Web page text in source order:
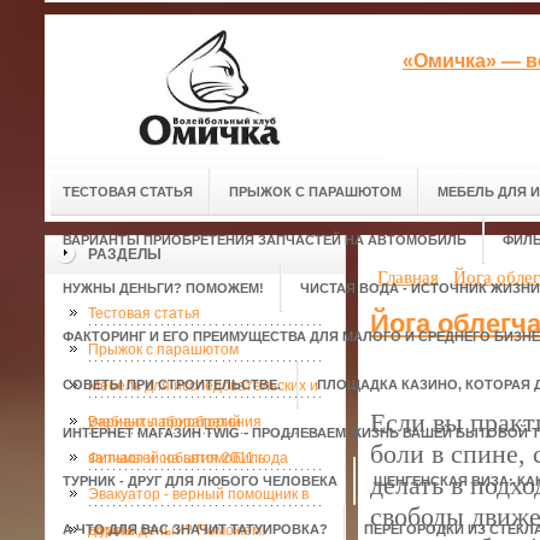
«Омичка» —
ТЕСТОВАЯ СТАТЬЯ ПРЫЖОК С ПАРАШЮТОМ МЕБЕЛЬ ДЛЯ
ВАРИАНТЫ ПРИОБРЕТЕНИЯ ЗАПЧАСТЕЙ НА АВТОМОБИЛЬ
НУЖНЫ ДЕНЬГИ? ПОМОЖЕМ! ЧИСТАЯ ВОДА - ИСТОЧНИК ЖИЗНИ
ФАКТОРИНГ И ЕГО ПРЕИМУЩЕСТВА ДЛЯ МАЛОГО И СРЕДНЕГО
СОВЕТЫ ПРИ СТРОИТЕЛЬСТВЕ. ПЛОЩАДКА КАЗИНО, КОТОРАЯ
ИНТЕРНЕТ МАГАЗИН TWIG - ПРОДЛЕВАЕМ ЖИЗНЬ ВАШЕЙ БЫТОВОЙ
ТУРНИК - ДРУГ ДЛЯ ЛЮБОГО ЧЕЛОВЕКА ШЕНГЕНСКАЯ ВИЗА:
А ЧТО ДЛЯ ВАС ЗНАЧИТ ТАТУИРОВКА? ПЕРЕГОРОДКИ ИЗ
РАЗДЕЛЫ
Тестовая статья
Прыжок с парашютом
Мебель для исследовательских и
учебных лабораторий
Варианты приобретения
запчастей на автомобиль
Фильмы и события 2011 года
Эвакуатор - верный помощник в
дороге.
Нужны деньги? Поможем!
Главная Йога
Йога
Если вы
боли в спине,
делать в
свободы